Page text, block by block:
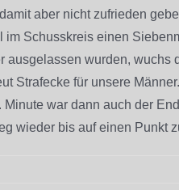
aber nicht zufrieden
Schusskreis einen
wurden,
Strafecke für unsere
war dann auch der
wieder bis auf einen Punkt